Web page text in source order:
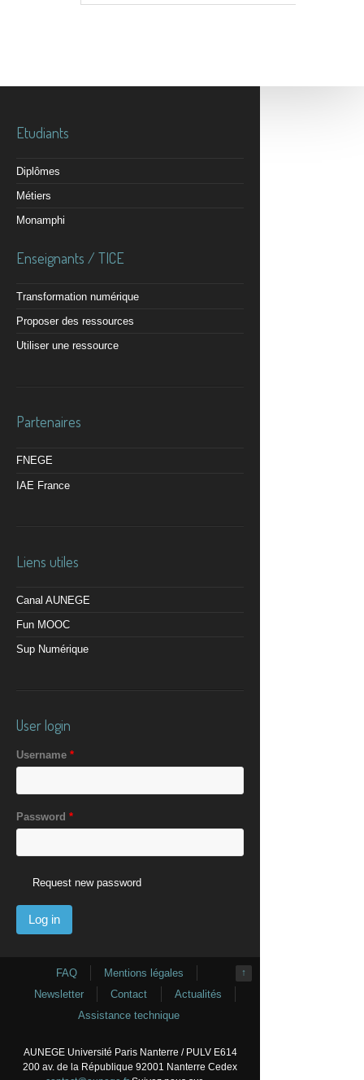
Etudiants
Diplômes
Métiers
Monamphi
Enseignants / TICE
Transformation numérique
Proposer des ressources
Utiliser une ressource
Partenaires
FNEGE
IAE France
Liens utiles
Canal AUNEGE
Fun MOOC
Sup Numérique
User login
Username *
Password *
Request new password
↑
FAQ
Mentions légales
Newsletter
Contact
Actualités
Assistance technique
AUNEGE Université Paris Nanterre / PULV E614
200 av. de la République 92001 Nanterre Cedex